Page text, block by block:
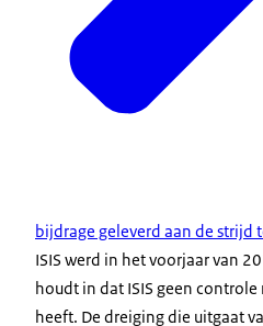
bijdrage geleverd aan de strijd
ISIS werd in het voorjaar van
houdt in dat ISIS geen
heeft. De dreiging die uitgaat